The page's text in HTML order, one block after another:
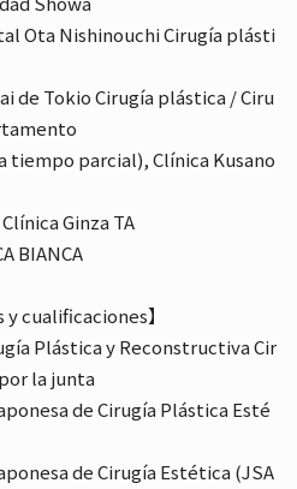
Ota Nishinouchi Cirugía plásti
de Tokio Cirugía plástica / Ciru
tiempo parcial), Clínica Kusano
Ginza TA
BIANCA
cualificaciones】
Plástica y Reconstructiva Cir
la junta
de Cirugía Plástica Esté
de Cirugía Estética (JSA